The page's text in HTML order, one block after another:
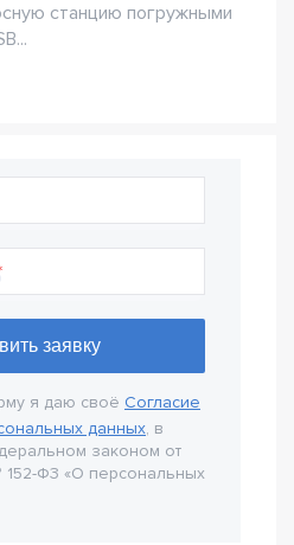
станцию погружными
я даю своё Согласие
данных, в
законом от
Ф3 «О персональных